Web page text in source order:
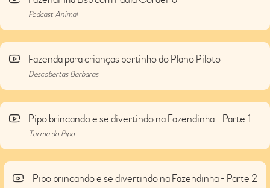
Podcast Animal
Fazenda para crianças pertinho do Plano Piloto
Descobertas Barbaras
Pipo brincando e se divertindo na Fazendinha - Parte 1
Turma do Pipo
Pipo brincando e se divertindo na Fazendinha - Parte 2